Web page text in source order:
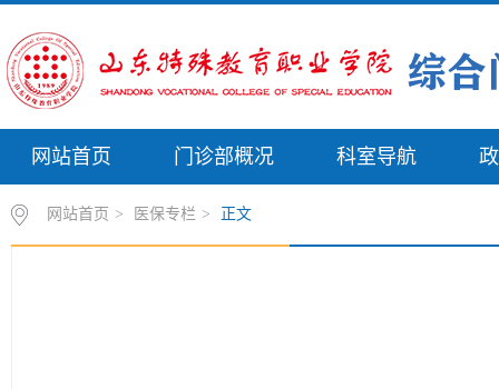
网站首页 门诊部概况 科室导航
网站首页 > 医保专栏 > 正文